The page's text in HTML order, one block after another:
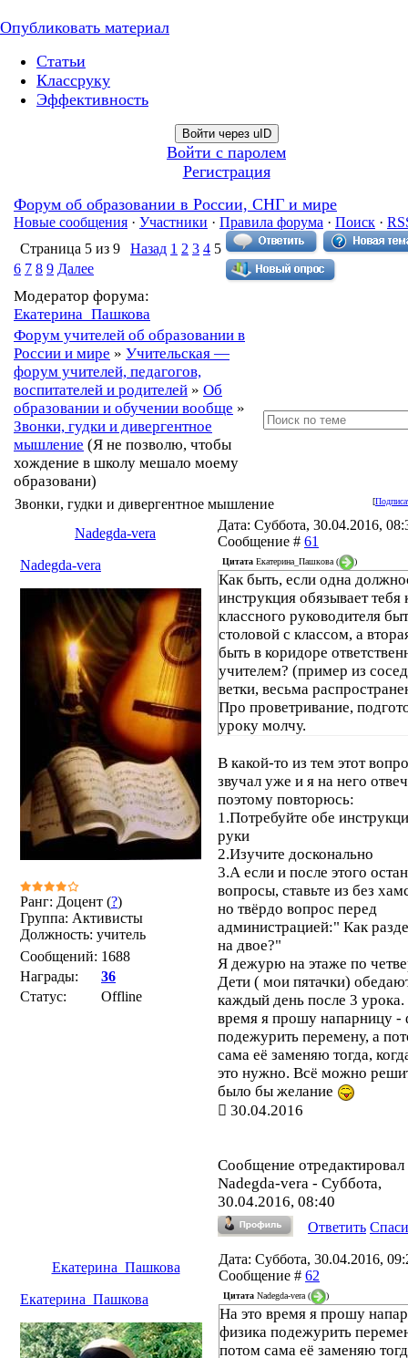
Опубликовать материал
Статьи
Классруку
Эффективность
Войти через uID
Войти с паролем
Регистрация
Форум об образовании в России, СНГ и мире
Новые сообщения · Участники · Правила форума · Поиск ·
Страница 5 из 9 Назад 1 2 3 4 5
6 7 8 9 Далее
Модератор форума:
Екатерина_Пашкова
Форум учителей об образовании в
России и мире » Учительская —
форум учителей, педагогов,
воспитателей и родителей » Об
образовании и обучении вообще »
Звонки, гудки и дивергентное
мышление (Я не позволю, чтобы
хождение в школу мешало моему
образовани)
[
Звонки, гудки и дивергентное мышление
Nadegda-vera
Дата: Суббота, 30.04.2016,
Сообщение # 61
Nadegda-vera
Ранг: Доцент (?)
Группа: Активисты
Должность: учитель
Сообщений: 1688
Награды:
36
Статус:
Offline
Цитата Екатерина_Пашкова ( )
Как быть, если одна
инструкция обязывает тебя
классного руководителя
столовой с классом, а
быть в коридоре
учителем? (пример из
ветки, весьма
Про проветривание,
уроку молчу.
В какой-то из тем этот
звучал уже и я на него
поэтому повторюсь:
1.Потребуйте обе
руки
2.Изучите досконально
3.А если и после этого
вопросы, ставьте из без
но твёрдо вопрос перед
администрацией:" Как
на двое?"
Я дежурю на этаже по
Дети ( мои пятачки)
каждый день после 3 урока.
время я прошу напарницу -
подежурить перемену, а
сама её заменяю тогда,
это нужно. Всё можно
было бы желание
30.04.2016
Сообщение отредактировал
Nadegda-vera - Суббота,
30.04.2016, 08:40
Ответить
Екатерина_Пашкова
Дата: Суббота, 30.04.2016,
Сообщение # 62
Екатерина_Пашкова
Цитата Nadegda-vera ( )
На это время я прошу
физика подежурить
потом сама её заменяю